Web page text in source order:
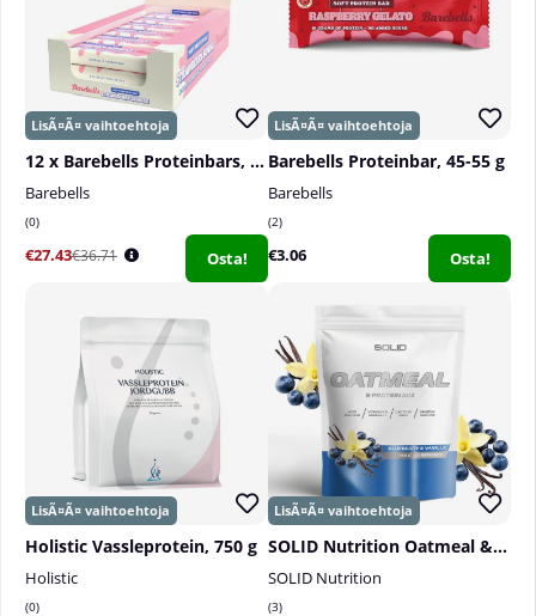
12 x Barebells Proteinbars, 55 g
Barebells
0
€27.43€36.71 Osta!
Barebells Proteinbar, 45-55 g
Barebells
2
€3.06 Osta!
Holistic Vassleprotein, 750 g
Holistic
0
SOLID Nutrition Oatmeal & Protein Mix, 750 g
SOLID Nutrition
3